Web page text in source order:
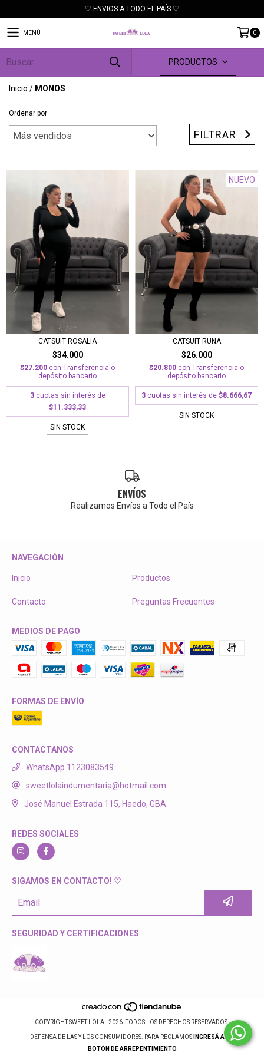
♡ ENVIOS A TODO EL PAÍS ♡
MENÚ 0
PRODUCTOS
Inicio / MONOS
Ordenar por
FILTRAR
CATSUIT ROSALIA
$34.000
$27.200 con Transferencia o
depósito bancario
3 cuotas sin interés de
$11.333,33
SIN STOCK
NUEVO
CATSUIT RUNA
$26.000
$20.800 con Transferencia o
depósito bancario
3 cuotas sin interés de $8.666,67
SIN STOCK
ENVÍOS
Realizamos Envíos a Todo el País
NAVEGACIÓN
Inicio Productos
Contacto Preguntas Frecuentes
MEDIOS DE PAGO
FORMAS DE ENVÍO
CONTACTANOS
WhatsApp 1123083549
sweetlolaindumentaria@hotmail.com
José Manuel Estrada 115, Haedo, GBA.
REDES SOCIALES
SIGAMOS EN CONTACTO! ♡
SEGURIDAD Y CERTIFICACIONES
COPYRIGHT SWEET LOLA - 2026. TODOS LOS DERECHOS RESERVADOS.
DEFENSA DE LAS Y LOS CONSUMIDORES. PARA RECLAMOS
INGRESÁ ACÁ.
BOTÓN DE ARREPENTIMIENTO